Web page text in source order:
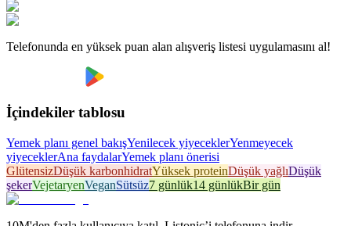
Telefonunda en yüksek puan alan alışveriş listesi uygulamasını al!
İçindekiler tablosu
Yemek planı genel bakışYenilecek yiyeceklerYenmeyecek
yiyeceklerAna faydalarYemek planı önerisi
GlütensizDüşük karbonhidratYüksek proteinDüşük yağlıDüşük
şekerVejetaryenVeganSütsüz7 günlük14 günlükBir gün